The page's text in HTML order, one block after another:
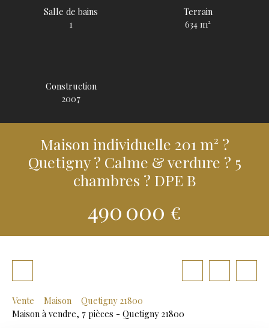
Salle de bains
1
Terrain
634m²
Construction
2007
Maison individuelle 201 m² ?
Quetigny ? Calme & verdure ? 5
chambres ? DPE B
490 000 €
Vente Maison
Quetigny 21800
Maison à vendre, 7 pièces - Quetigny 21800